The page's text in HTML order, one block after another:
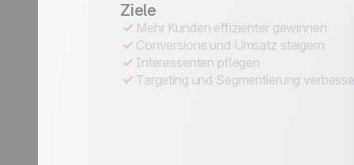
Ziele
Mehr Kunden effizienter gewinnen
Conversions und Umsatz steigern
Interessenten pflegen
Targeting und Segmentierung